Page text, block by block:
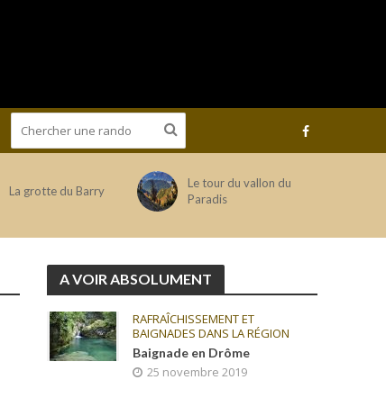
La grotte du Barry
Le tour du vallon du
Paradis
A VOIR ABSOLUMENT
RAFRAÎCHISSEMENT ET
BAIGNADES DANS LA RÉGION
Baignade en Drôme
25 novembre 2019